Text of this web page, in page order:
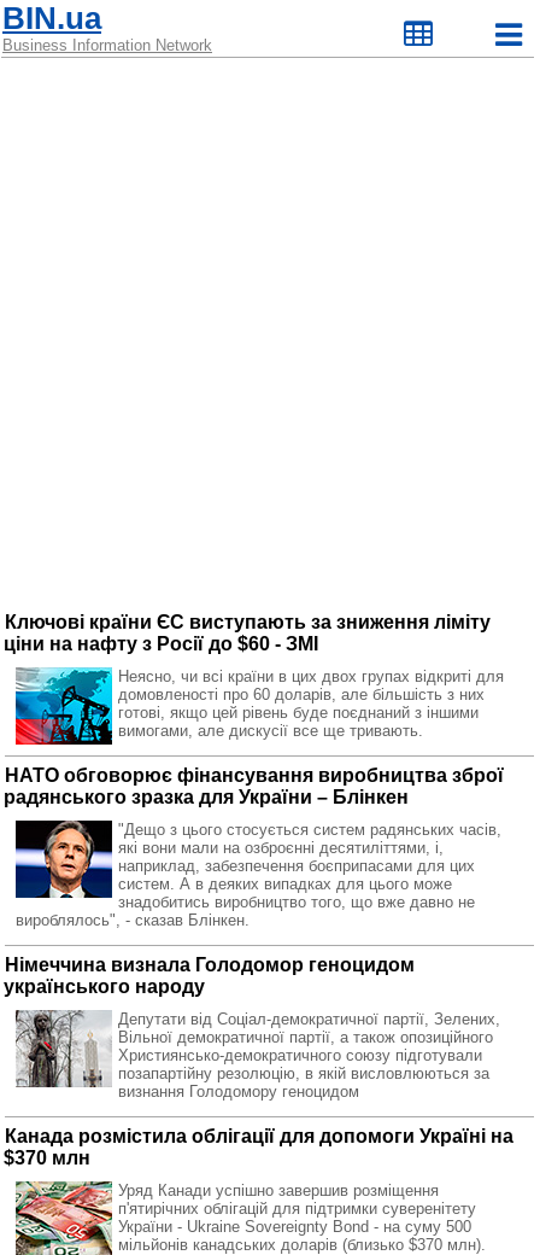
BIN.ua
Business Information Network
Ключові країни ЄС виступають за зниження ліміту
ціни на нафту з Росії до $60 - ЗМІ
Неясно, чи всі країни в цих двох групах відкриті для
домовленості про 60 доларів, але більшість з них
готові, якщо цей рівень буде поєднаний з іншими
вимогами, але дискусії все ще тривають.
НАТО обговорює фінансування виробництва зброї
радянського зразка для України – Блінкен
"Дещо з цього стосується систем радянських часів,
які вони мали на озброєнні десятиліттями, і,
наприклад, забезпечення боєприпасами для цих
систем. А в деяких випадках для цього може
знадобитись виробництво того, що вже давно не
вироблялось", - сказав Блінкен.
Німеччина визнала Голодомор геноцидом
українського народу
Депутати від Соціал-демократичної партії, Зелених,
Вільної демократичної партії, а також опозиційного
Християнсько-демократичного союзу підготували
позапартійну резолюцію, в якій висловлюються за
визнання Голодомору геноцидом
Канада розмістила облігації для допомоги Україні на
$370 млн
Уряд Канади успішно завершив розміщення
п'ятирічних облігацій для підтримки суверенітету
України - Ukraine Sovereignty Bond - на суму 500
мільйонів канадських доларів (близько $370 млн).